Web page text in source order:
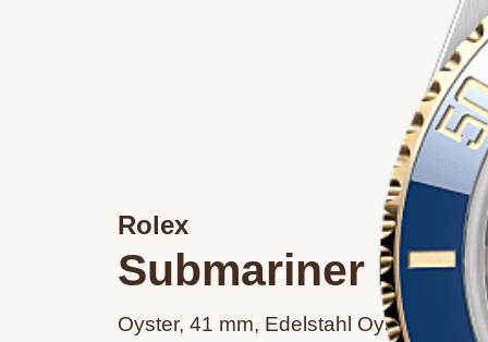
Rolex
Submariner Date
Oyster, 41 mm, Edelstahl Oystersteel